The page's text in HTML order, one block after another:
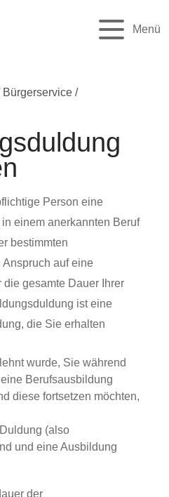
Menü
Bürgerservice /
Person eine
einem anerkannten Beruf
bestimmten
auf eine
gesamte Dauer Ihrer
ist eine
die Sie erhalten
wurde, Sie während
Berufsausbildung
diese fortsetzen möchten,
(also
und eine Ausbildung
der